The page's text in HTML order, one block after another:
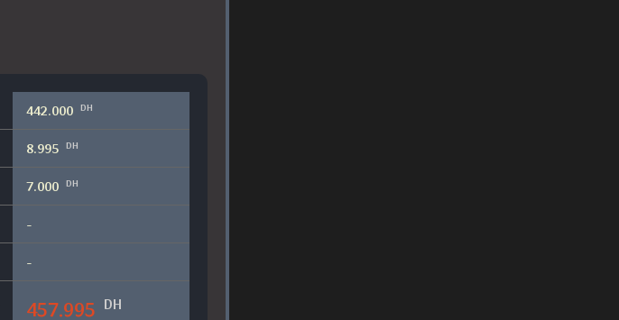
442.000 DH
8.995 DH
7.000 DH
-
-
457.995 DH